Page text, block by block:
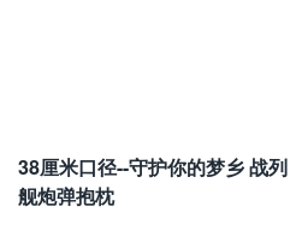
38厘米口径--守护你的梦乡 战列
舰炮弹抱枕